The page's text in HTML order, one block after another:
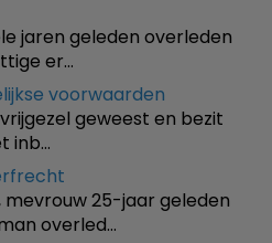
jaren geleden overleden
er…
voorwaarden
geweest en bezit
inb…
25-jaar geleden
overled…